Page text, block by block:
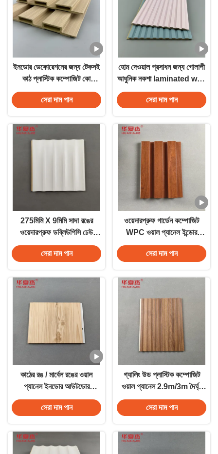
ইনডোর ডেকোরেশনের জন্য টেকসই
কাঠ প্লাস্টিক কম্পোজিট কো
এক্সট্রুশন ডাব্লুপিসি ল্যামিনেটেড
ওয়াল প্যানেল
সেরা দাম পান
হোম দেওয়াল প্রসাধন জন্য গোলাপী
আধুনিক নকশা laminated wpc
দেওয়াল প্যানেল
সেরা দাম পান
275মিমি X 9মিমি সাদা রঙের
ওয়েদারপ্রুফ ডব্লিউপিসি ঢেউ
খেলানো ওয়াল প্যানেল
সেরা দাম পান
ওয়েদারপ্রুফ গার্ডেন কম্পোজিট
WPC ওয়াল প্যানেল ইন্ডোর
200mm X 16mm
সেরা দাম পান
কাঠের রঙ / মার্বেল রঙের ওয়াল
প্যানেল ইনডোর আউটডোর
ডেকোরেশনের জন্য 2.9m/3m
দৈর্ঘ্য উপলব্ধ
সেরা দাম পান
গ্যালিং উড প্লাস্টিক কম্পোজিট
ওয়াল প্যানেল 2.9m/3m দৈর্ঘ্য
কাস্টমাইজড
সেরা দাম পান